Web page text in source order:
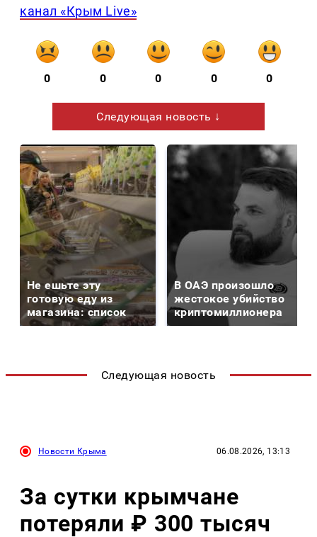
канал «Крым Live»
0 0 0 0 0
Следующая новость ↓
Не ешьте эту
готовую еду из
магазина: список
В ОАЭ произошло
жестокое убийство
криптомиллионера
Следующая новость
Новости Крыма 06.08.2026, 13:13
За сутки крымчане
потеряли ₽ 300 тысяч